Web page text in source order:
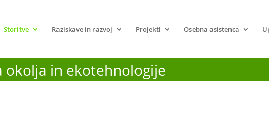
Storitve Raziskave in razvoj Projekti Osebna asistenca
okolja in ekotehnologije